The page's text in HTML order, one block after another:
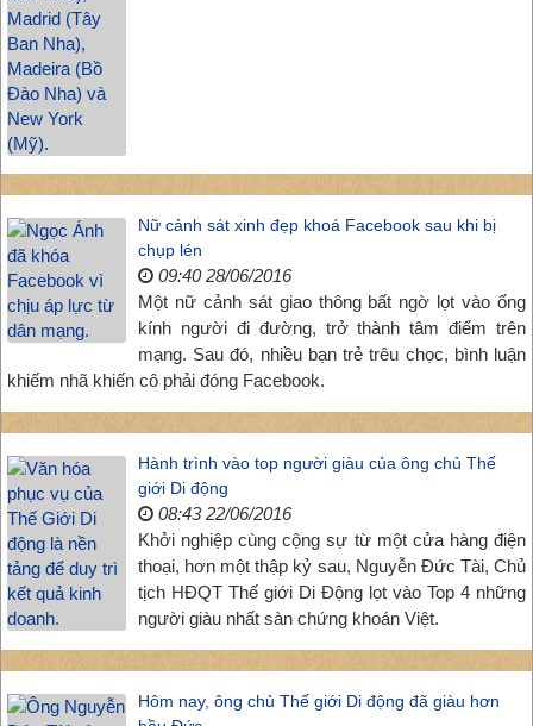
Nữ cảnh sát xinh đẹp khoá Facebook sau khi bị
chụp lén
09:40 28/06/2016
Một nữ cảnh sát giao thông bất ngờ lọt vào ống
kính người đi đường, trở thành tâm điểm trên
mạng. Sau đó, nhiều bạn trẻ trêu chọc, bình luận
khiếm nhã khiến cô phải đóng Facebook.
Hành trình vào top người giàu của ông chủ Thế
giới Di động
08:43 22/06/2016
Khởi nghiệp cùng cộng sự từ một cửa hàng điện
thoại, hơn một thập kỷ sau, Nguyễn Đức Tài, Chủ
tịch HĐQT Thế giới Di Động lọt vào Top 4 những
người giàu nhất sàn chứng khoán Việt.
Hôm nay, ông chủ Thế giới Di động đã giàu hơn